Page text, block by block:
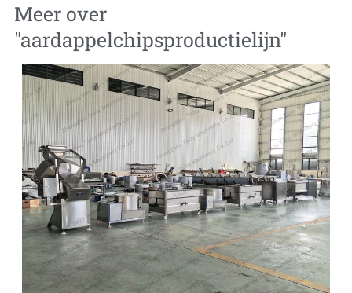
Meer over
"aardappelchipsproductielijn"